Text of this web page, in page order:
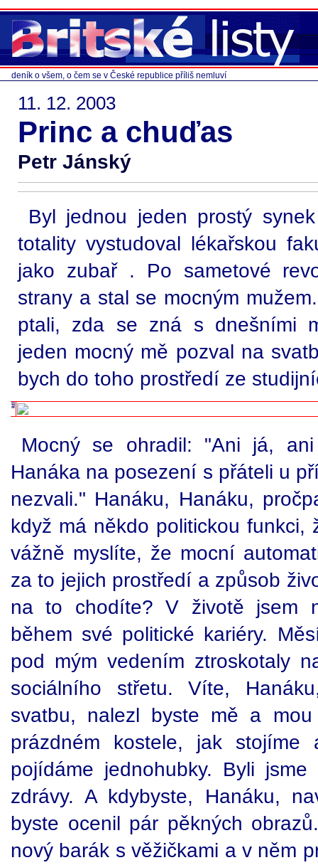
deník o všem, o čem se v České republice příliš nemluví
11. 12. 2003
Princ a chuďas
Petr Jánský
Byl jednou jeden prostý
totality vystudoval lékařskou
jako zubař . Po sametové
strany a stal se mocným
ptali, zda se zná s dnešními
jeden mocný mě pozval na
bych do toho prostředí ze
Mocný se ohradil: "Ani já,
Hanáka na posezení s přáteli u
nezvali." Hanáku, Hanáku,
když má někdo politickou funkci,
vážně myslíte, že mocní
za to jejich prostředí a způsob
na to chodíte? V životě jsem
během své politické kariéry.
pod mým vedením ztroskotaly
sociálního střetu. Víte,
svatbu, nalezl byste mě a
prázdném kostele, jak
pojídáme jednohubky. Byli
zdrávy. A kdybyste, Hanáku,
byste ocenil pár pěkných
nový barák s věžičkami a v něm